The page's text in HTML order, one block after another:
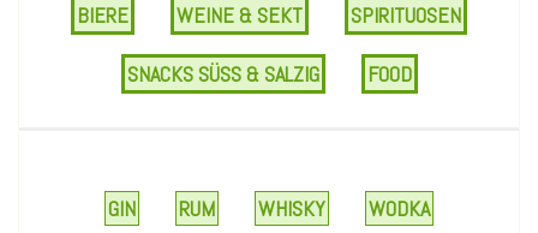
BIERE WEINE & SEKT SPIRITUOSEN
SNACKS SÜSS & SALZIG FOOD
GIN RUM WHISKY WODKA